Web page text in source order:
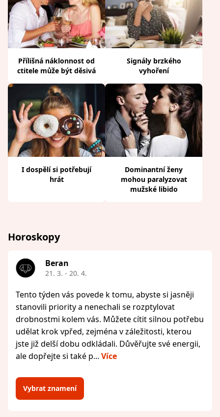
Přílišná náklonnost od
ctitele může být děsivá
Signály brzkého
vyhoření
I dospělí si potřebují
hrát
Dominantní ženy
mohou paralyzovat
mužské libido
Horoskopy
Beran
21. 3. - 20. 4.
Tento týden vás povede k tomu, abyste si jasněji
stanovili priority a nenechali se rozptylovat
drobnostmi kolem vás. Můžete cítit silnou potřebu
udělat krok vpřed, zejména v záležitosti, kterou
jste již delší dobu odkládali. Důvěřujte své energii,
ale dopřejte si také p... Více
Vybrat znamení